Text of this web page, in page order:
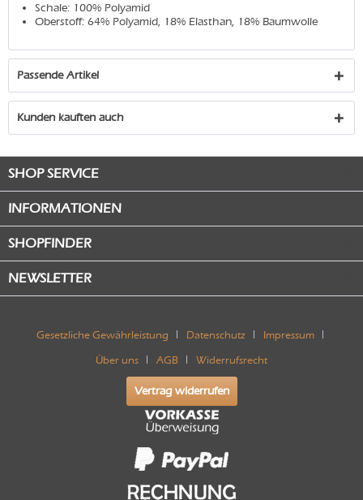
Schale: 100% Polyamid
Oberstoff: 64% Polyamid, 18% Elasthan, 18% Baumwolle
Passende Artikel
Kunden kauften auch
SHOP SERVICE
INFORMATIONEN
SHOPFINDER
NEWSLETTER
Gesetzliche Gewährleistung Datenschutz Impressum
Über uns AGB Widerrufsrecht
Vertrag widerrufen